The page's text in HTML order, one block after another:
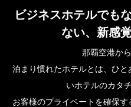
ビジネスホテルでも
ない、新感
那覇空港か
泊まり慣れたホテルとは、ひ
いホテルのカタ
お客様のプライベートを確保